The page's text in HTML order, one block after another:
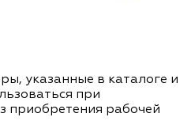
указанные в каталоге и
при
приобретения рабочей